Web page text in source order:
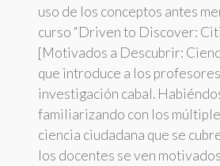
uso de los conceptos antes
curso “Driven to Discover:
[Motivados a Descubrir:
que introduce a los
investigación cabal.
familiarizando con los
ciencia ciudadana que se
los docentes se ven